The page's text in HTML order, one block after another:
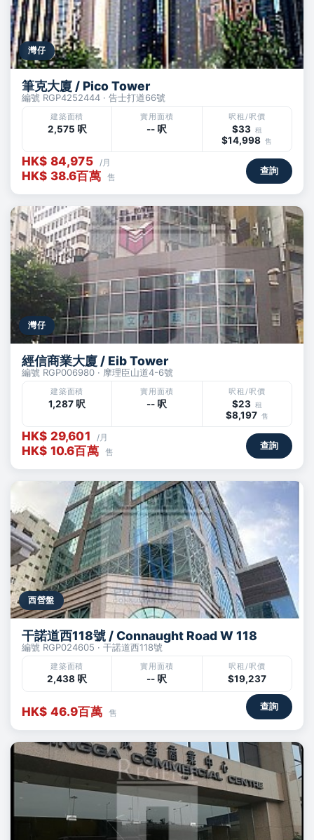
灣仔
筆克大廈 / Pico Tower
編號 RGP4252444 · 告士打道66號
建築面積
2,575 呎
實用面積
-- 呎
呎租/呎價
$33 租
$14,998 售
HK$ 84,975 /月
HK$ 38.6百萬 售
查詢
灣仔
經信商業大廈 / Eib Tower
編號 RGP006980 · 摩理臣山道4-6號
建築面積
1,287 呎
實用面積
-- 呎
呎租/呎價
$23 租
$8,197 售
HK$ 29,601 /月
HK$ 10.6百萬 售
查詢
西營盤
干諾道西118號 / Connaught Road W 118
編號 RGP024605 · 干諾道西118號
建築面積
2,438 呎
實用面積
-- 呎
呎租/呎價
$19,237
HK$ 46.9百萬 售
查詢